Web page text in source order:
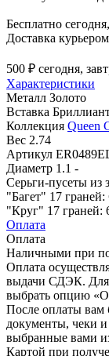
Бесплатно
Доставка курьером
500 ₽ сегодня,
Характеристики
Металл Золото
Вставка
Коллекция Queen
Вес 2.74
Артикул
Диаметр 1.1 -
Серьги-пусеты из
"Багет" 17
"Круг" 17 граней:
Оплата
Оплата
Наличными при
Оплата
выдачи СДЭК. Для
выбрать опцию
После оплаты вам
документы, чеки
выбранные вами
Картой при